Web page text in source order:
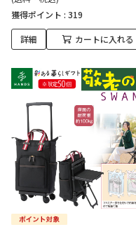
獲得ポイント : 319
詳細 カートに入れる